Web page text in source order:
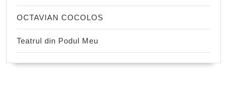
OCTAVIAN COCOLOS
Teatrul din Podul Meu